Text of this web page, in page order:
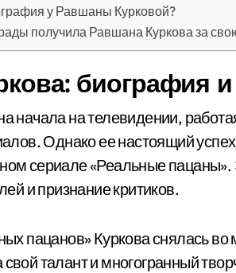
у Равшаны Курковой?
получила Равшана Куркова за
биография
начала на телевидении,
Однако ее настоящий
сериале «Реальные
и признание критиков.
пацанов» Куркова снялась
талант и многогранный